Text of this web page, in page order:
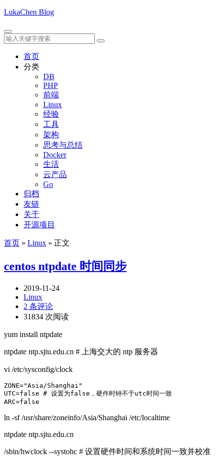
LukaChen Blog
首页
分类
DB
PHP
前端
Linux
经验
工具
架构
思考与总结
Docker
生活
云产品
Go
归档
友链
关于
开源项目
首页 » Linux » 正文
centos ntpdate 时间同步
2019-11-24
Linux
2 条评论
31834 次阅读
yum install ntpdate
ntpdate ntp.sjtu.edu.cn # 上海交大的 ntp 服务器
vi /etc/sysconfig/clock
ZONE="Asia/Shanghai"
UTC=false # 设置为false，硬件时钟不于utc时间一致
ARC=false
ln -sf /usr/share/zoneinfo/Asia/Shanghai /etc/localtime
ntpdate ntp.sjtu.edu.cn
/sbin/hwclock --systohc # 设置硬件时间和系统时间一致并校准